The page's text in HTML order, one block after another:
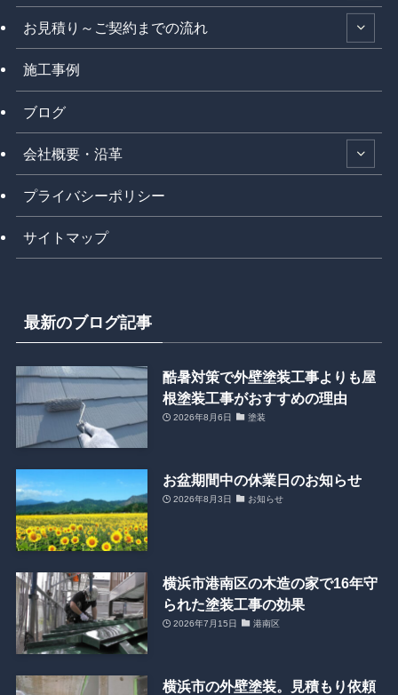
お見積り～ご契約までの流れ
施工事例
ブログ
会社概要・沿革
プライバシーポリシー
サイトマップ
最新のブログ記事
酷暑対策で外壁塗装工事よりも屋
根塗装工事がおすすめの理由
2026年8月6日 塗装
お盆期間中の休業日のお知らせ
2026年8月3日 お知らせ
横浜市港南区の木造の家で16年守
られた塗装工事の効果
2026年7月15日 港南区
横浜市の外壁塗装。見積もり依頼